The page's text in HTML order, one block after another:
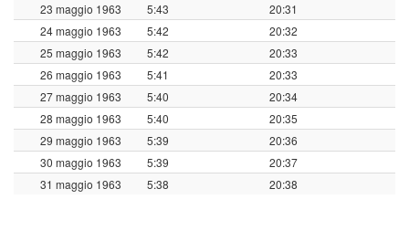
23 maggio 1963
5:43
20:31
24 maggio 1963
5:42
20:32
25 maggio 1963
5:42
20:33
26 maggio 1963
5:41
20:33
27 maggio 1963
5:40
20:34
28 maggio 1963
5:40
20:35
29 maggio 1963
5:39
20:36
30 maggio 1963
5:39
20:37
31 maggio 1963
5:38 20:38